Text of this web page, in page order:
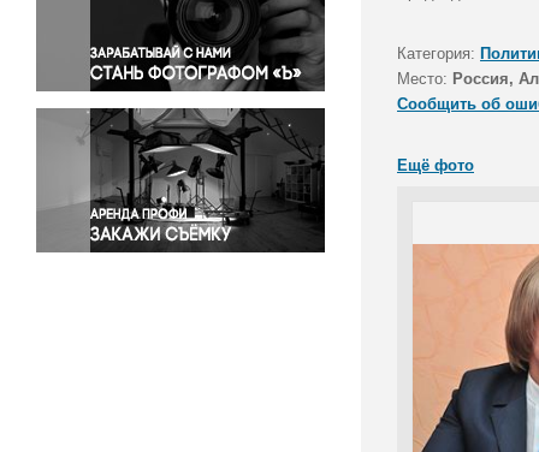
Правосудие
Происшествия и конфликты
Религия
Светская жизнь
Спорт
Экология
Экономика и бизнес
Категория:
Место: Россия,
Сообщить об
Ещё фото